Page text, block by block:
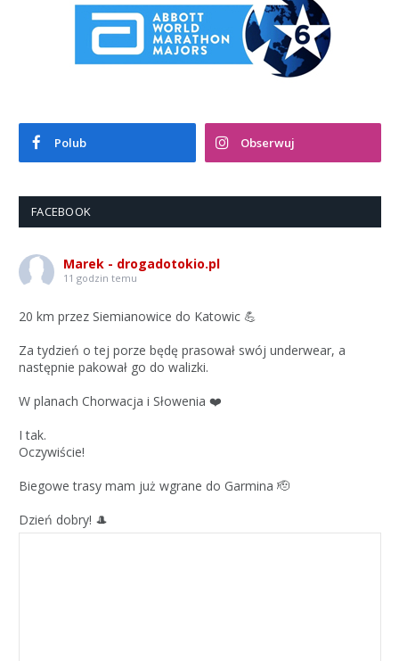
Polub Obserwuj
FACEBOOK
Marek - drogadotokio.pl
11 godzin temu
20 km przez Siemianowice do Katowic 💪
Za tydzień o tej porze będę prasował swój underwear, a
następnie pakował go do walizki.
W planach Chorwacja i Słowenia ❤️
I tak.
Oczywiście!
Biegowe trasy mam już wgrane do Garmina 🫡
Dzień dobry! 🎩